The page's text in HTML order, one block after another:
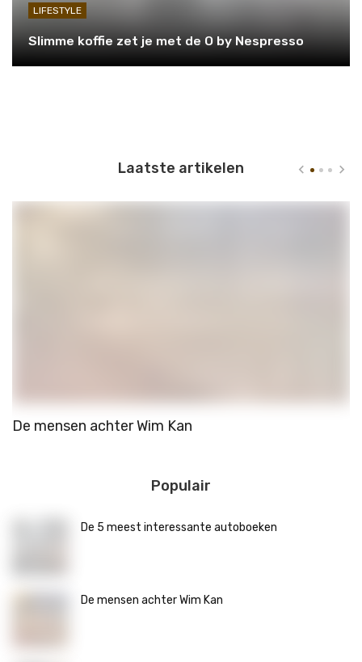
LIFESTYLE
Slimme koffie zet je met de O by Nespresso
Laatste artikelen
De mensen achter Wim Kan
Populair
De 5 meest interessante autoboeken
De mensen achter Wim Kan